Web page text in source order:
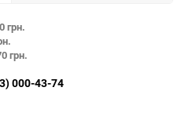
грн.
грн.
000-43-74